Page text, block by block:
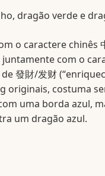
dragão verde e
o caractere chinês
com o
發財/发财
originais, costuma
uma borda azul,
um dragão azul.